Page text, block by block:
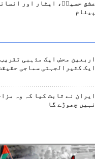
عشق حسینؑ، ایثار اور
پیغام
اربعین محض ایک مذہبی
ایک کثیرالجہتی سماجی
ایران نے ثابت کیا کہ وہ
نہیں چھوڑے گا